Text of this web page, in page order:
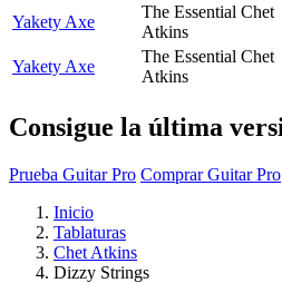
Yakety Axe
The Essential Chet
Atkins
Yakety Axe
The Essential Chet
Atkins
Consigue la última
Prueba Guitar Pro Comprar Guitar Pro
Inicio
Tablaturas
Chet Atkins
Dizzy Strings